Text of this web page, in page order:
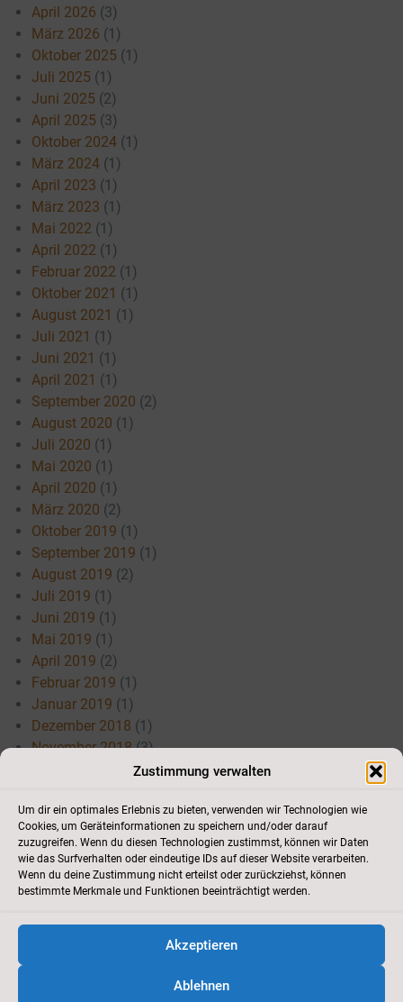
Zustimmung verwalten
Um dir ein optimales Erlebnis zu bieten, verwenden wir Technologien wie
Cookies, um Geräteinformationen zu speichern und/oder darauf
zuzugreifen. Wenn du diesen Technologien zustimmst, können wir Daten
wie das Surfverhalten oder eindeutige IDs auf dieser Website verarbeiten.
Wenn du deine Zustimmung nicht erteilst oder zurückziehst, können
bestimmte Merkmale und Funktionen beeinträchtigt werden.
Akzeptieren
Ablehnen
April 2026 (3)
März 2026 (1)
Oktober 2025 (1)
Juli 2025 (1)
Juni 2025 (2)
April 2025 (3)
Oktober 2024 (1)
März 2024 (1)
April 2023 (1)
März 2023 (1)
Mai 2022 (1)
April 2022 (1)
Februar 2022 (1)
Oktober 2021 (1)
August 2021 (1)
Juli 2021 (1)
Juni 2021 (1)
April 2021 (1)
September 2020 (2)
August 2020 (1)
Juli 2020 (1)
Mai 2020 (1)
April 2020 (1)
März 2020 (2)
Oktober 2019 (1)
September 2019 (1)
August 2019 (2)
Juli 2019 (1)
Juni 2019 (1)
Mai 2019 (1)
April 2019 (2)
Februar 2019 (1)
Januar 2019 (1)
Dezember 2018 (1)
November 2018(3)
April 2018(3)
März 2018(1)
Januar 2018(1)
Cookie-Richtlinie
Tennisclub Schutterwald e.V.